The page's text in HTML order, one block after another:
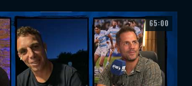
65:00